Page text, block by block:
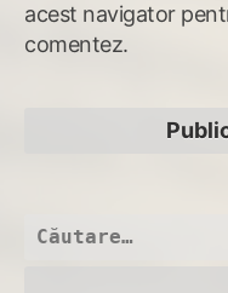
acest navigator
comentez.
Caută